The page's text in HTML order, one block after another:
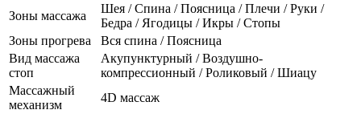
Зоны массажа
Шея / Спина / Поясница / Плечи / Руки /
Бедра / Ягодицы / Икры / Стопы
Зоны прогрева
Вся спина / Поясница
Вид массажа
стоп
Акупунктурный / Воздушно-
компрессионный / Роликовый / Шиацу
Массажный
механизм
4D массаж